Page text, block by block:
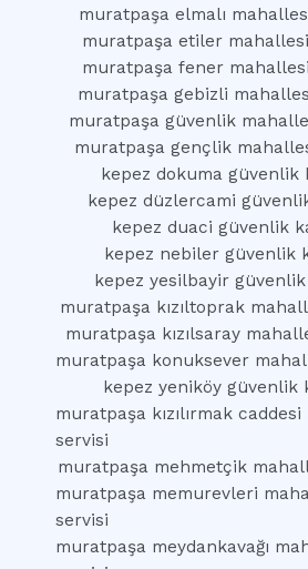
muratpaşa elmalı
muratpaşa etiler
muratpaşa fener
muratpaşa gebizli
muratpaşa güvenlik
muratpaşa gençlik
kepez dokuma güvenlik
kepez düzlercami
kepez duaci güvenlik
kepez nebiler güvenlik
kepez yesilbayir
muratpaşa kızıltoprak
muratpaşa kızılsaray
muratpaşa konuksever
kepez yeniköy güvenlik
muratpaşa kızılırmak
servisi
muratpaşa mehmetçik
muratpaşa memurevleri
servisi
muratpaşa meydankavağı